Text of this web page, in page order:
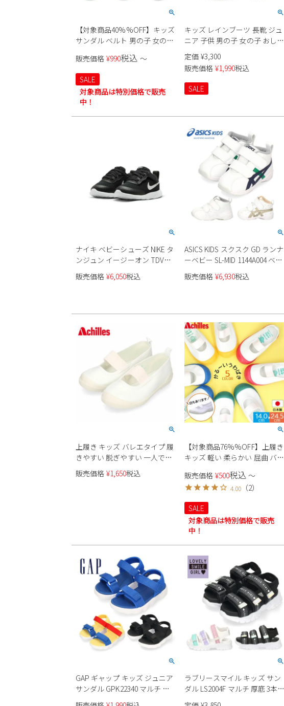
【対象商品40%%OFF】キッズ
サンダル ベルト 男の子 女の子
ュニア EVA 水遊び 21075
販売価格 ¥990税込 〜
SALE
対象商品は特別価格で販売
中！
キッズ レインブーツ 長靴 ジュ
ニア 子供 男の子 女の子 おしゃ
れ 雨の日 通学 防水 ミドル丈
HEALTHKNIT HKT-10
定価 ¥3,300
販売価格 ¥1,990税込
SALE
ナイキ ベビーシューズ NIKE タ
ンジュン イージーオン TDV
DX9043 003 ブラック ホワイト
キッズ スニーカー 黒 メッシュ
販売価格 ¥6,050税込
ASICS KIDS スクスク GD ランナ
ーベビー SL-MID 1144A004 ベビ
ー キッズ
販売価格 ¥6,930税込
上履き キッズ バレエタイプ 履
きやすい 脱ぎやすい 一人で履
ける 保育園 幼稚園 小学校 入園
準備 大きいサイズ 白ズック 上
販売価格 ¥1,650税込
【対象商品76%%OFF】上履き
キッズ 軽い 柔らかい 屈曲 バレ
い 一人で履ける 子供靴 日本製
防臭 抗菌 屈曲ソール 保育園 幼
稚園 小学校 大きいサイズ 男の
子 女の子 ベビー 白ズック つま
先ゆったり
販売価格 ¥500税込 〜
4.00（2）
SALE
対象商品は特別価格で販売
中！
GAP ギャップ キッズ ジュニア
サンダル GPK22340 マルチ ブ
ルー ブラック スポーツサンダ
ラブリースマイル キッズ サン
ダル LS2004F マルチ 厚底 3本ベ
ルト ベルクロ 子供靴 女の子 ス